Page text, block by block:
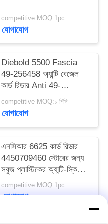
competitive MOQ:1pc
যোগাযোগ
Diebold 5500 Fascia
49-256458 অ্যান্টি বেজেল
কার্ড রিডার Anti 49-
256458-XXXC
49256458
competitive MOQ:১ পিসি
যোগাযোগ
এনসিআর 6625 কার্ড রিডার
4450709460 স্টোরের জন্য
সবুজ প্লাস্টিকের অ্যান্টি-স্কিমিং
এটিএম এন্টি স্কিমার
competitive MOQ:1pc
যোগাযোগ